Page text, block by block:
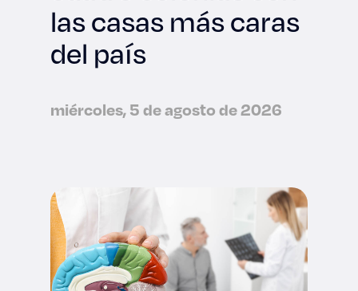
las casas más caras
del país
miércoles, 5 de agosto de 2026